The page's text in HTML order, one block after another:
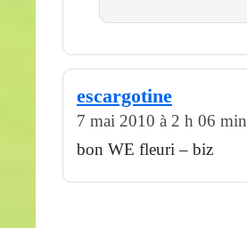
escargotine
7 mai 2010 à 2 h 06 min
bon WE fleuri – biz